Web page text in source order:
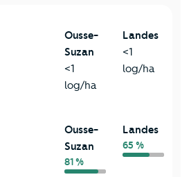
Ousse-
Suzan
<1
log/ha
Landes
<1
log/ha
Ousse-
Suzan
81 %
Landes
65 %